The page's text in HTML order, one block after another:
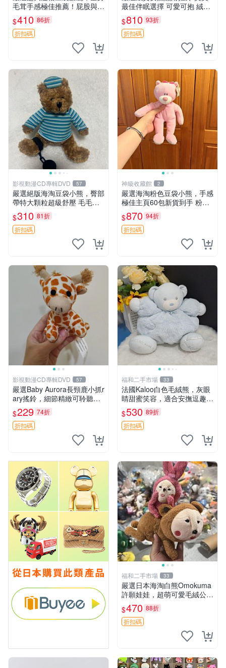
毛茸手感極佳推薦！屁股與四
肢填充均勻，適合收藏與孩童
共賞。 麋鹿 豆袋 毛茸玩具
$410 86折
折扣碼
最佳伴眠選擇 可愛可抱 絨毛
玩具 安撫熊 嬰兒用
$810 93折
折扣碼
影視動漫CD專輯DVD 57
嚴選絕版海淘豆袋小熊，臀部
帶特大顆粒超級舒壓 毛毛摸
起來格外順滑適合收藏 100%
棉質 豆袋枕 豆袋、抱枕、小
熊
$310 81折
折扣碼
神級收藏館 2
嚴選海淘粉色豆袋小熊，手感
極佳主頁60包新貨到手 粉熊
豆袋 女孩豆袋熊
$870 94折
折扣碼
影視動漫CD專輯DVD 57
嚴選Baby Aurora長頸鹿小抓r
ary搖鈴，細節精緻可聆聽清
脆鈴音 軟萌可愛 定制紀念 金
屬搖鈴 新手媽咪推薦 長頸鹿
抓rary 搖鈴
$229 74折
折扣碼
福和二手市場 33
法國Kaloo白色毛絨熊，灰眼
睛甜蜜笑容，適合安撫逗趣可
愛，柔軟面料手感佳。14 白
色安撫熊 毛絨玩具 寶寶逗樂
具
$530 89折
折扣碼
福和二手市場 33
嚴選日本海淘白熊Omokuma
許願娃娃，超萌可愛毛絨公仔
推薦收藏 白熊 Omokuma 毛
絨玩具 偽裝娃娃 玩具擺飾
$470 88折
折扣碼